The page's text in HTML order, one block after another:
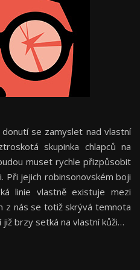
se zamyslet nad vlastní
skupinka chlapců na
muset rychle přizpůsobit
Při jejich robinsonovském boji
linie vlastně existuje mezi
z nás se totiž skrývá temnota
již brzy setká na vlastní kůži…